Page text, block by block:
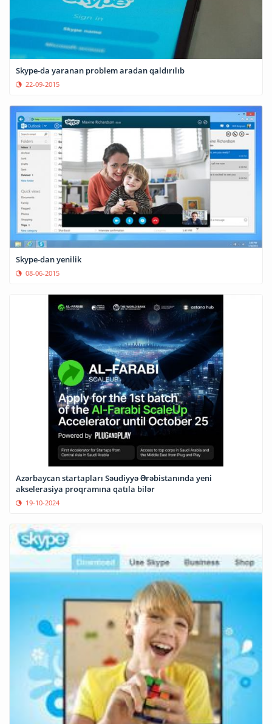
Skype-da yaranan problem aradan qaldırılıb
22-09-2015
Skype-dan yenilik
08-06-2015
Azərbaycan startapları Səudiyyə Ərəbistanında yeni
akselerasiya proqramına qatıla bilər
19-10-2024